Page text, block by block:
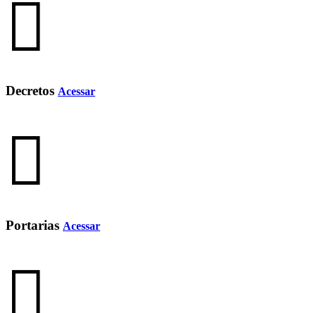
Decretos Acessar
Portarias Acessar